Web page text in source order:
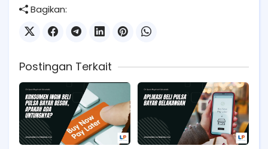
Bagikan:
Postingan Terkait